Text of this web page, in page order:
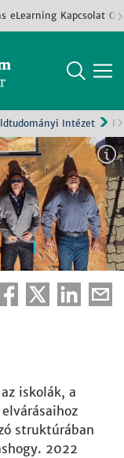
eLearning Kapcsolat
Intézet
iskolák, a
struktúrában
2022